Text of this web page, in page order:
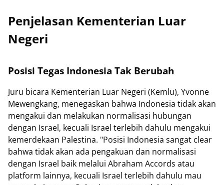
Penjelasan Kementerian Luar
Negeri
Posisi Tegas Indonesia Tak Berubah
Juru bicara Kementerian Luar Negeri (Kemlu), Yvonne
Mewengkang, menegaskan bahwa Indonesia tidak akan
mengakui dan melakukan normalisasi hubungan
dengan Israel, kecuali Israel terlebih dahulu mengakui
kemerdekaan Palestina. "Posisi Indonesia sangat clear
bahwa tidak akan ada pengakuan dan normalisasi
dengan Israel baik melalui Abraham Accords atau
platform lainnya, kecuali Israel terlebih dahulu mau